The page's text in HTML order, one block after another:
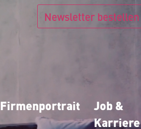
Newsletter bestellen
Firmenportrait
Job &
Karriere